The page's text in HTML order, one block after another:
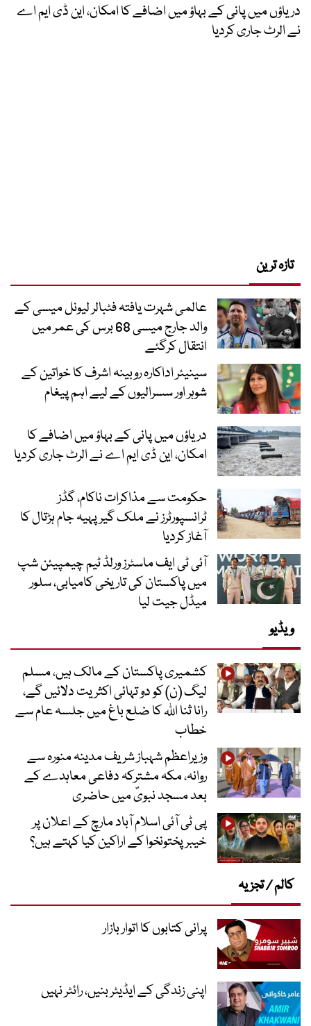
دریاؤں میں پانی کے بہاؤ میں اضافے کا امکان، این ڈی ایم اے
نے الرٹ جاری کردیا
تازہ ترین
عالمی شہرت یافتہ فٹبالر لیونل میسی کے
والد جارج میسی 68 برس کی عمر میں
انتقال کرگئے
سینیئر اداکارہ روبینہ اشرف کا خواتین کے
شوہر اور سسرالیوں کے لیے اہم پیغام
دریاؤں میں پانی کے بہاؤ میں اضافے کا
امکان، این ڈی ایم اے نے الرٹ جاری کردیا
حکومت سے مذاکرات ناکام، گڈز
ٹرانسپورٹرز نے ملک گیر پہیہ جام ہڑتال کا
آغاز کردیا
آئی ٹی ایف ماسٹرز ورلڈ ٹیم چیمپیئن شپ
میں پاکستان کی تاریخی کامیابی، سلور
میڈل جیت لیا
ویڈیو
کشمیری پاکستان کے مالک ہیں، مسلم
لیگ (ن) کو دو تہائی اکثریت دلائیں گے،
رانا ثنا اللہ کا ضلع باغ میں جلسہ عام سے
خطاب
وزیراعظم شہباز شریف مدینہ منورہ سے
روانہ، مکہ مشترکہ دفاعی معاہدے کے
بعد مسجد نبویؐ میں حاضری
پی ٹی آئی اسلام آباد مارچ کے اعلان پر
خیبر پختونخوا کے اراکین کیا کہتے ہیں؟
کالم / تجزیہ
پرانی کتابوں کا اتوار بازار
اپنی زندگی کے ایڈیٹر بنیں، رائٹر نہیں